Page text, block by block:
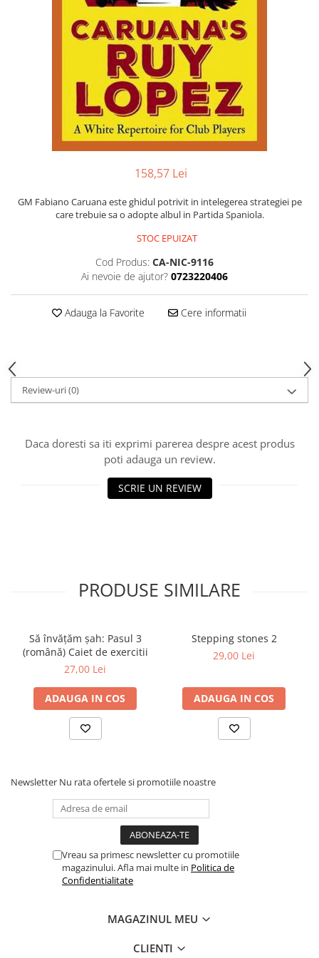
Lemn De Boxwood
Lemn De Carpen (hornbeam)
Lemn De Sheesham
Piese Din Lemn
Piese sah electronice
Piese sah electronice
Piese Sah Tematice
Puzzle
Sah Magnetic India
Set Sah + Table/backgammon
Ceasuri De Sah Digitale
Seturi Sah Tematice
Tabla De Demonstratie
158,57 Lei
GM Fabiano Caruana este ghidul potrivit in intelegerea strategiei pe
care trebuie sa o adopte albul in Partida Spaniola.
STOC EPUIZAT
Cod Produs: CA-NIC-9116
Ai nevoie de ajutor? 0723220406
Adauga la Favorite Cere informatii
Review-uri(0)
Daca doresti sa iti exprimi parerea despre acest produs
poti adauga un review.
SCRIE UN REVIEW
PRODUSE SIMILARE
Să învățăm șah: Pasul 3
(română) Caiet de exercitii
27,00 Lei
ADAUGA IN COS
Stepping stones 2
29,00 Lei
ADAUGA IN COS
Newsletter Nu rata ofertele si promotiile noastre
Vreau sa primesc newsletter cu promotiile
magazinului. Afla mai multe in Politica de
Confidentialitate
MAGAZINUL MEU
CLIENTI